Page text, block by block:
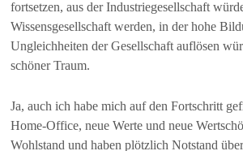
fortsetzen, aus der Industriegesellschaft
Wissensgesellschaft werden, in der hohe
Ungleichheiten der Gesellschaft auflösen
schöner Traum.
Ja, auch ich habe mich auf den Fortschritt
Home-Office, neue Werte und neue
Wohlstand und haben plötzlich Notstand